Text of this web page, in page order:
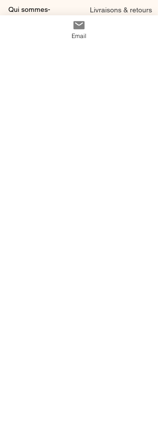
Qui sommes-
instagram
Livraisons & retours
Email